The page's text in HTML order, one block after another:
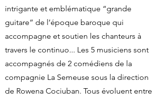
intrigante et emblématique “grande
guitare” de l’époque baroque qui
accompagne et soutien les chanteurs à
travers le continuo... Les 5 musiciens sont
accompagnés de 2 comédiens de la
compagnie La Semeuse sous la direction
de Rowena Cociuban. Tous évoluent entre